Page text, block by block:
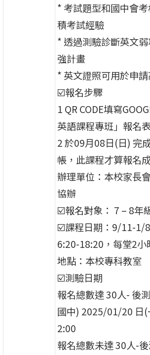
* 考試題型和國中會
積考試經驗
* 透過測驗診斷英⽂
強計畫
* 英⽂證照可⽤於申
☑️報名步驟
1 QR CODE填寫
英語課程專班」報名
2 於09⽉08⽇(⽇) 完
帳，此課程才算報名
辦理單位：本校家⻑
協辦
☑️報名對象： 7 – 8年
☑️課程⽇期：9/11-1/
6:20-18:20，每堂2⼩
地點：本校專科教室
☑️測驗⽇期
報名總數達 30⼈- 後
國中) 2025/01/20 ⽇
2:00
報名總數未達 30⼈-